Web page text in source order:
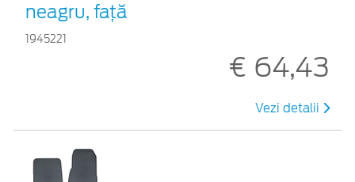
neagru, faţă
1945221
€ 64,43
Vezi detalii